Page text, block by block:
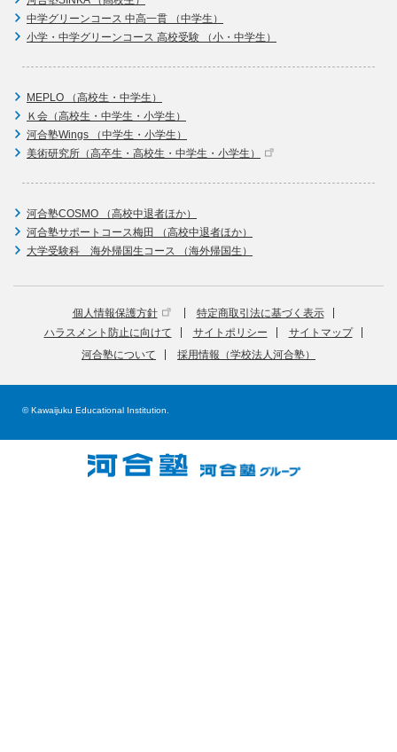
中学グリーンコース 中高一貫 （中学生）
小学・中学グリーンコース 高校受験 （小・中学生）
MEPLO （高校生・中学生）
Ｋ会（高校生・中学生・小学生）
河合塾Wings （中学生・小学生）
美術研究所（高卒生・高校生・中学生・小学生）
河合塾COSMO （高校中退者ほか）
河合塾サポートコース梅田 （高校中退者ほか）
大学受験科 海外帰国生コース （海外帰国生）
個人情報保護方針
特定商取引法に基づく表示
ハラスメント防止に向けて
サイトポリシー
サイトマップ
河合塾について
採用情報（学校法人河合塾）
© Kawaijuku Educational Institution.